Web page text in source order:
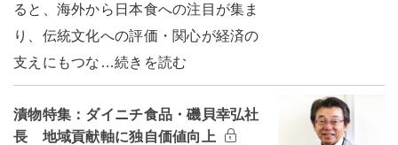
ると、海外から日本食への注目が集ま
り、伝統文化への評価・関心が経済の
支えにもつな…続きを読む
漬物特集：ダイニチ食品・磯貝幸弘社
長 地域貢献軸に独自価値向上